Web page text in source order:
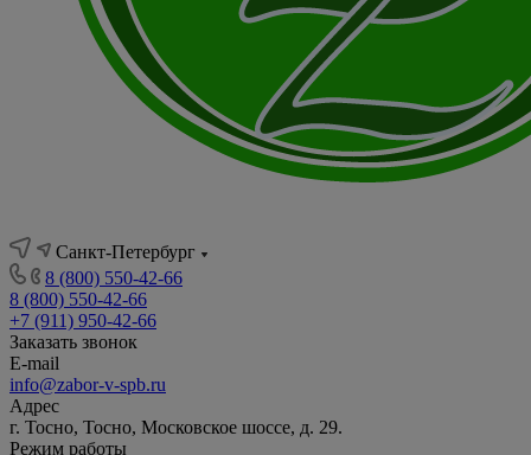
Санкт-Петербург
8 (800) 550-42-66
8 (800) 550-42-66
+7 (911) 950-42-66
Заказать звонок
E-mail
info@zabor-v-spb.ru
Адрес
г. Тосно, Тосно, Московское шоссе, д. 29.
Режим работы